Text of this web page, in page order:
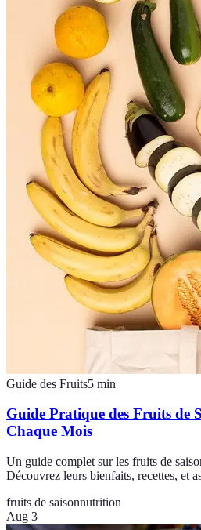
Guide des Fruits5 min
Guide Pratique des Fruits de
Chaque Mois
Un guide complet sur les fruits de
Découvrez leurs bienfaits, recettes, et
fruits de saisonnutrition
Aug 3